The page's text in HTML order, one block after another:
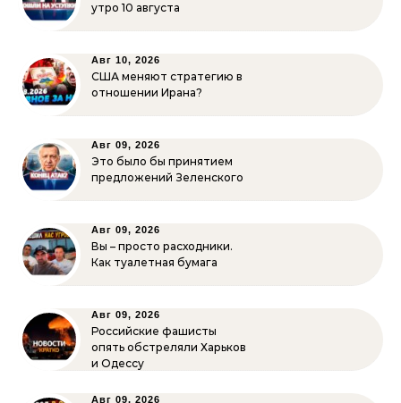
утро 10 августа
Авг 10, 2026
США меняют стратегию в
отношении Ирана?
Авг 09, 2026
Это было бы принятием
предложений Зеленского
Авг 09, 2026
Вы – просто расходники.
Как туалетная бумага
Авг 09, 2026
Российские фашисты
опять обстреляли Харьков
и Одессу
Авг 09, 2026